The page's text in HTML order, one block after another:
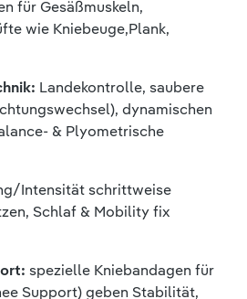
für Gesäßmuskeln,
wie Kniebeuge,Plank,
Landekontrolle, saubere
dynamischen
& Plyometrische
Intensität schrittweise
Schlaf & Mobility fix
spezielle Kniebandagen für
Support) geben Stabilität,